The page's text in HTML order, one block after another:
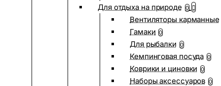
Для отдыха на природе 0
Вентиляторы карманные
Гамаки 0
Для рыбалки 0
Кемпинговая посуда 0
Коврики и циновки 0
Наборы аксессуаров 0